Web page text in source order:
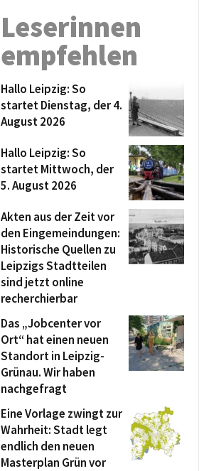
Leserinnen
empfehlen
Hallo Leipzig: So
startet Dienstag, der 4.
August 2026
Hallo Leipzig: So
startet Mittwoch, der
5. August 2026
Akten aus der Zeit vor
den Eingemeindungen:
Historische Quellen zu
Leipzigs Stadtteilen
sind jetzt online
recherchierbar
Das „Jobcenter vor
Ort“ hat einen neuen
Standort in Leipzig-
Grünau. Wir haben
nachgefragt
Eine Vorlage zwingt zur
Wahrheit: Stadt legt
endlich den neuen
Masterplan Grün vor